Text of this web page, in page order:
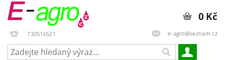
730516521 e-agro@seznam.cz
0 Kč